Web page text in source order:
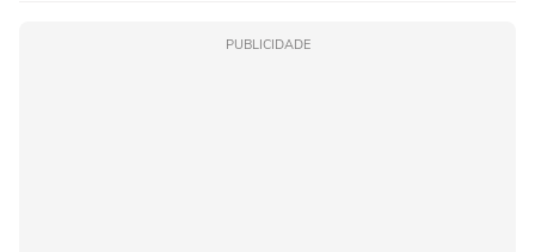
PUBLICIDADE